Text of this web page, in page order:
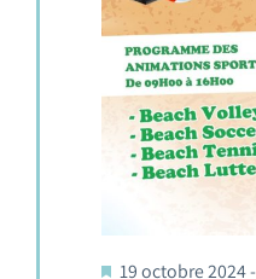
19 octobre 2024-